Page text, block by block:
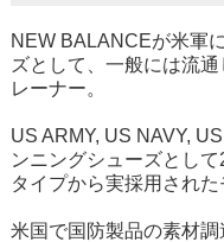
NEW BALANCEが米軍
ズとして、一般には流
レーナー。
US ARMY, US NAVY,
ンニングシューズとし
タイプから実採用された
米国で国防製品の素材